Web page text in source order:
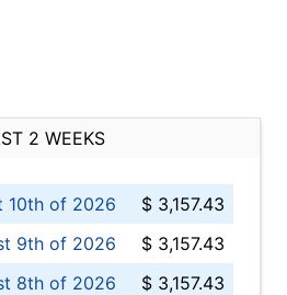
2 WEEKS
10th of 2026
$ 3,157.43
9th of 2026
$ 3,157.43
8th of 2026
$ 3,157.43